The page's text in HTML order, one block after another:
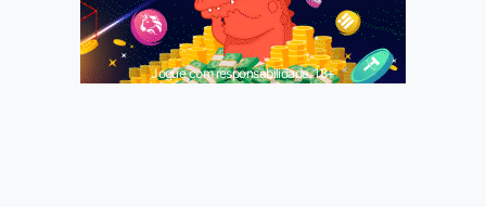
Jogue com responsabilidade. 18+